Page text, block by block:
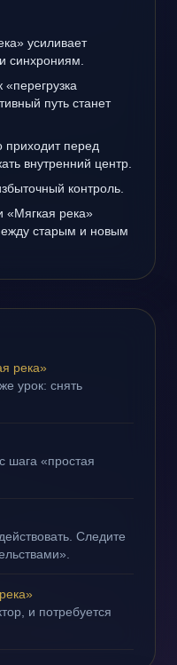
усиливает
синхрониям.
путь станет
приходит перед
внутренний центр.
контроль.
«Мягкая река»
старым и новым
река»
урок: снять
шага «простая
Следите
и потребуется